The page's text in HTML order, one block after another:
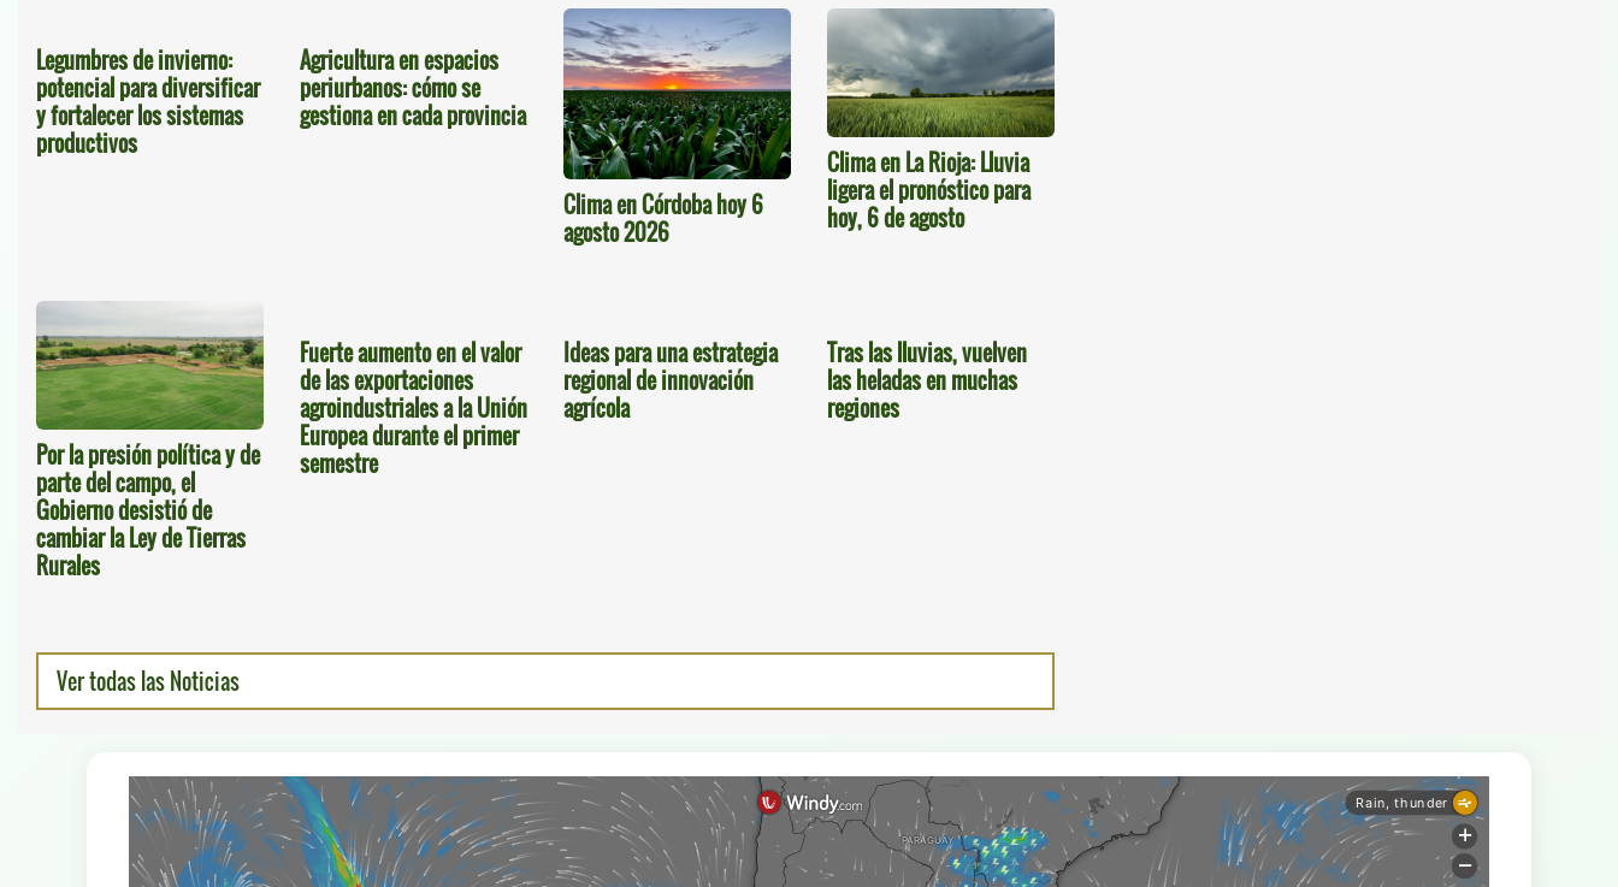
Legumbres de invierno:
potencial para diversificar
y fortalecer los sistemas
productivos
Agricultura en espacios
periurbanos: cómo se
gestiona en cada provincia
Clima en Córdoba hoy 6
agosto 2026
Clima en La Rioja: Lluvia
ligera el pronóstico para
hoy, 6 de agosto
Por la presión política y de
parte del campo, el
Gobierno desistió de
cambiar la Ley de Tierras
Rurales
Fuerte aumento en el valor
de las exportaciones
agroindustriales a la Unión
Europea durante el primer
semestre
Ideas para una estrategia
regional de innovación
agrícola
Tras las lluvias, vuelven
las heladas en muchas
regiones
Ver todas las Noticias